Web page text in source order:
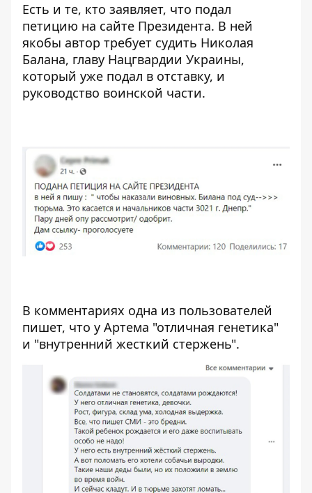
Есть и те, кто заявляет, что подал
петицию на сайте Президента. В ней
якобы автор требует судить Николая
Балана, главу Нацгвардии Украины,
который уже подал в отставку, и
руководство воинской части.
В комментариях одна из пользователей
пишет, что у Артема "отличная генетика"
и "внутренний жесткий стержень".